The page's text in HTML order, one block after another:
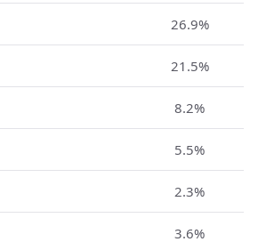
26.9%
21.5%
8.2%
5.5%
2.3%
3.6%